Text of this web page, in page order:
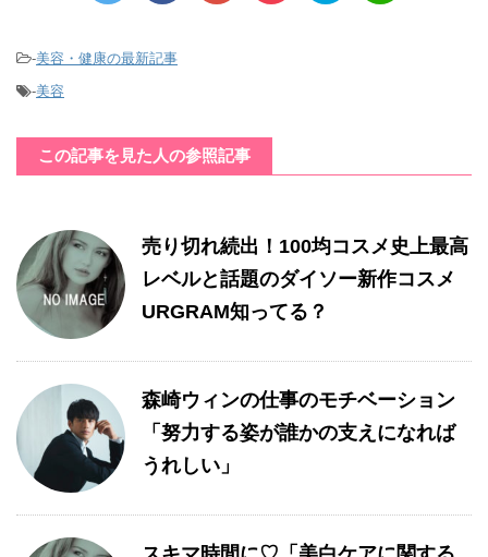
-美容・健康の最新記事
-美容
この記事を見た人の参照記事
売り切れ続出！100均コスメ史上最高
レベルと話題のダイソー新作コスメ
URGRAM知ってる？
森崎ウィンの仕事のモチベーション
「努力する姿が誰かの支えになれば
うれしい」